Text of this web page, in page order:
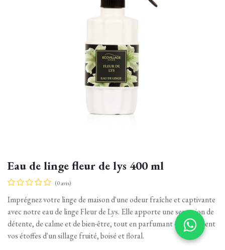
Eau de linge fleur de lys 400 ml
(0 avis)
Imprégnez votre linge de maison d'une odeur fraîche et captivante
avec notre eau de linge Fleur de Lys. Elle apporte une sensation de
détente, de calme et de bien-être, tout en parfumant délicatement
vos étoffes d'un sillage fruité, boisé et floral.